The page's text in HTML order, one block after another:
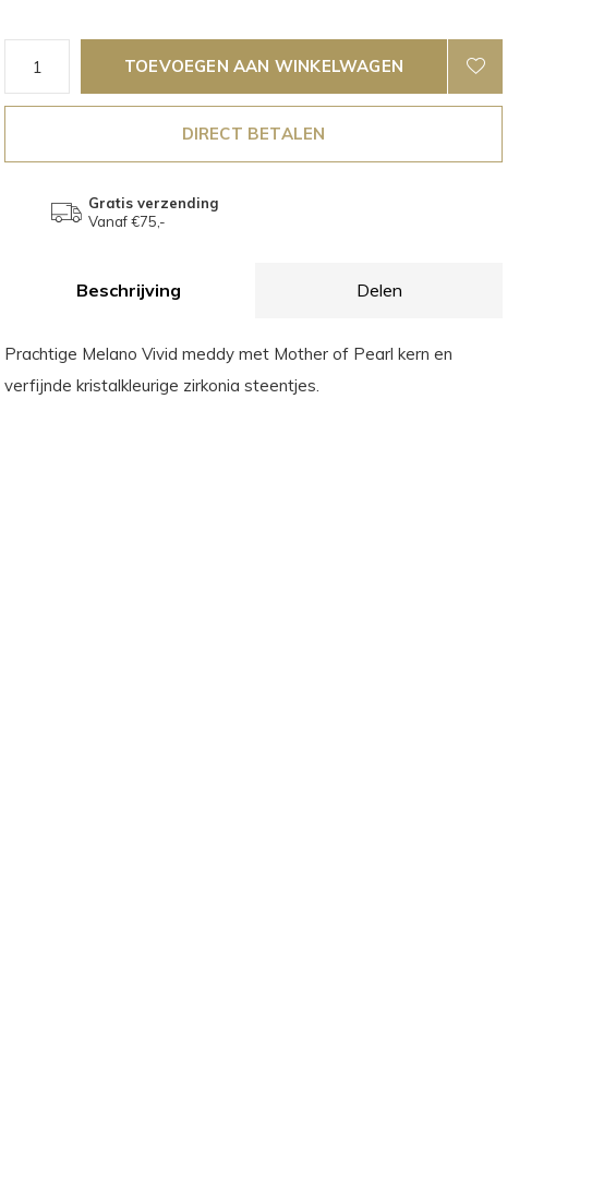
TOEVOEGEN AAN WINKELWAGEN
DIRECT BETALEN
Gratis verzending
Vanaf €75,-
Beschrijving Delen
Prachtige Melano Vivid meddy met Mother of Pearl kern en
verfijnde kristalkleurige zirkonia steentjes.